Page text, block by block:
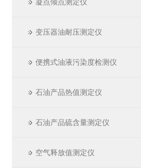
凝点倾点测定仪
变压器油耐压测定仪
便携式油液污染度检测仪
石油产品热值测定仪
石油产品硫含量测定仪
空气释放值测定仪